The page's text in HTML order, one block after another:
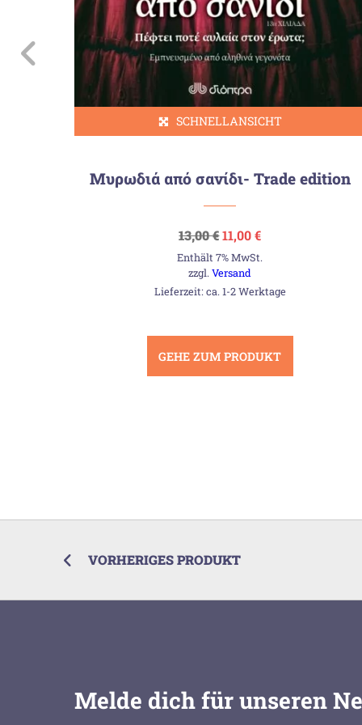
SCHNELLANSICHT
Μυρωδιά από σανίδι- Trade edition
13,00€Ursprünglicher
Preis
war:
13,00 €
11,00€Aktueller
ist:
Enthält 7% MwSt.
zzgl.Versand
Lieferzeit: ca. 1-2 Werktage
GEHE ZUM PRODUKT
VORHERIGES PRODUKT
Melde dich für unseren